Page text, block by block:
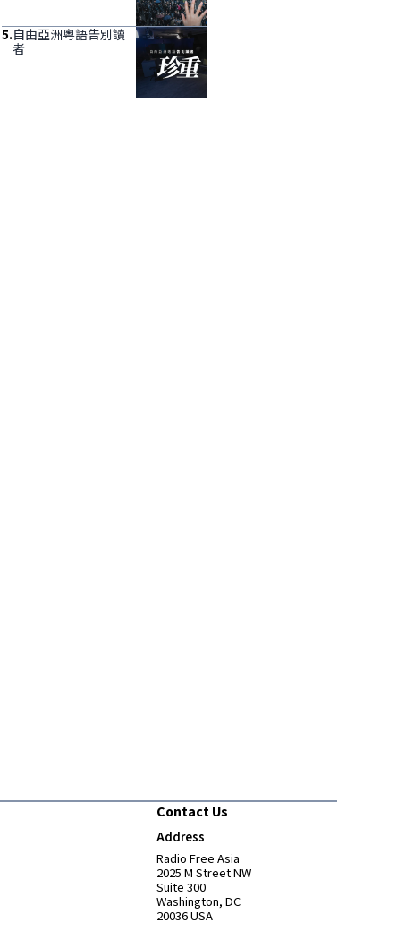
5.自由亞洲粵語告別讀
者
Contact Us
Address
Radio Free Asia
2025 M Street NW
Suite 300
Washington, DC
20036 USA